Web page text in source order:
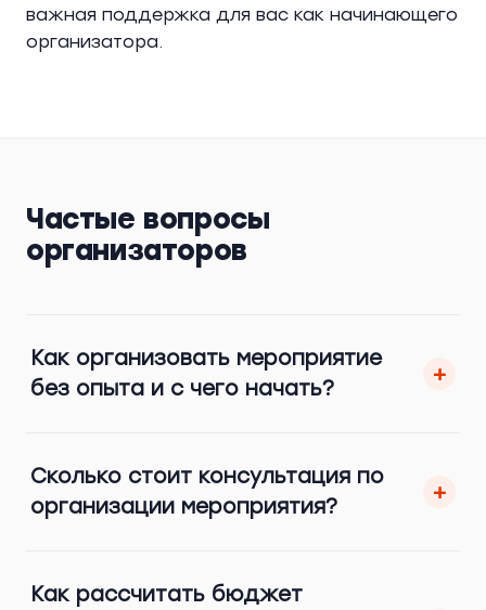
важная поддержка для вас как начинающего
организатора.
Частые вопросы
организаторов
Как организовать мероприятие
без опыта и с чего начать?
+
Сколько стоит консультация по
организации мероприятия?
+
Как рассчитать бюджет